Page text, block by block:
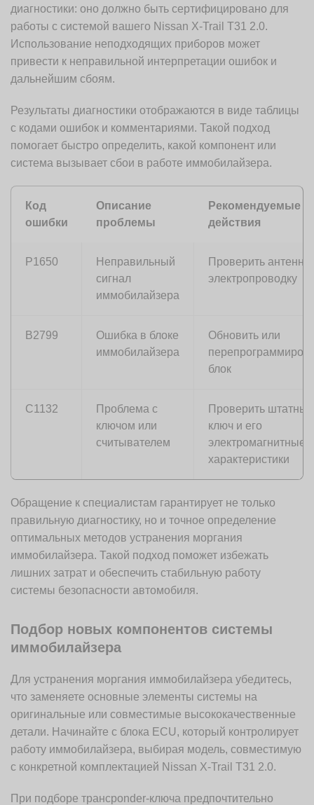
диагностики: оно должно быть сертифицировано для
работы с системой вашего Nissan X-Trail T31 2.0.
Использование неподходящих приборов может
привести к неправильной интерпретации ошибок и
дальнейшим сбоям.
Результаты диагностики отображаются в виде таблицы
с кодами ошибок и комментариями. Такой подход
помогает быстро определить, какой компонент или
система вызывает сбои в работе иммобилайзера.
Код
ошибки
Описание
проблемы
Рекомендуемые
действия
P1650
Неправильный
сигнал
иммобилайзера
Проверить антенну
электропроводку
B2799
Ошибка в блоке
иммобилайзера
Обновить или
блок
C1132
Проблема с
ключом или
считывателем
Проверить штатный
ключ и его
электромагнитные
характеристики
Обращение к специалистам гарантирует не только
правильную диагностику, но и точное определение
оптимальных методов устранения моргания
иммобилайзера. Такой подход поможет избежать
лишних затрат и обеспечить стабильную работу
системы безопасности автомобиля.
Подбор новых компонентов системы
иммобилайзера
Для устранения моргания иммобилайзера убедитесь,
что заменяете основные элементы системы на
оригинальные или совместимые высококачественные
детали. Начинайте с блока ECU, который контролирует
работу иммобилайзера, выбирая модель, совместимую
с конкретной комплектацией Nissan X-Trail T31 2.0.
При подборе трансponder-ключа предпочтительно